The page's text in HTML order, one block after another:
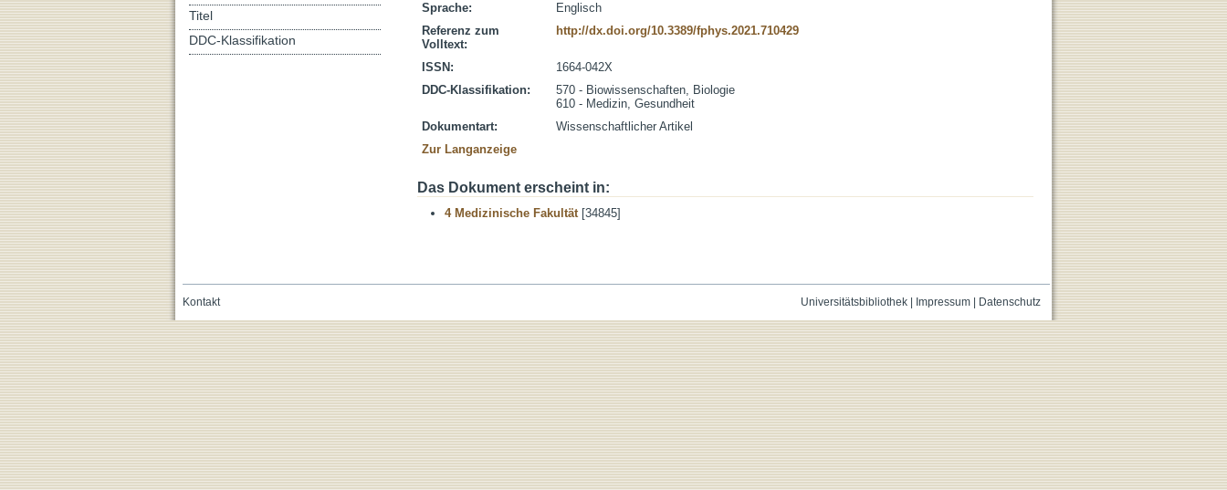
Sprache:
Englisch
Referenz zum
Volltext:
http://dx.doi.org/10.3389/fphys.2021.710429
ISSN:
1664-042X
DDC-Klassifikation:
570 - Biowissenschaften, Biologie
610 - Medizin, Gesundheit
Dokumentart:
Wissenschaftlicher Artikel
Zur Langanzeige
Das Dokument erscheint in:
4 Medizinische Fakultät[34845]
Titel
DDC-Klassifikation
Universitätsbibliothek| Impressum| Datenschutz
Kontakt